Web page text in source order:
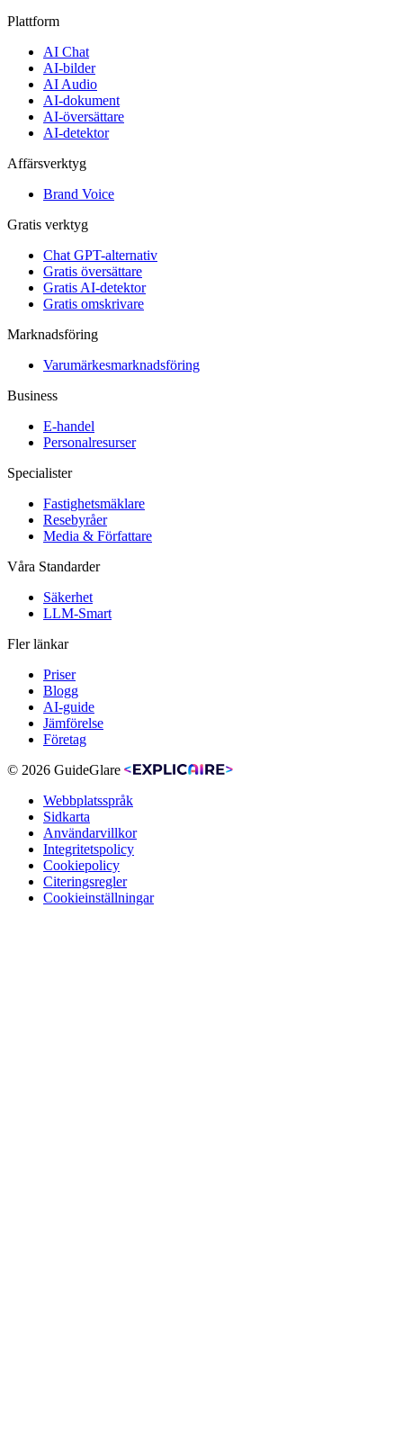
Plattform
AI Chat
AI-bilder
AI Audio
AI-dokument
AI-översättare
AI-detektor
Affärsverktyg
Brand Voice
Gratis verktyg
Chat GPT-alternativ
Gratis översättare
Gratis AI-detektor
Gratis omskrivare
Marknadsföring
Varumärkesmarknadsföring
Business
E-handel
Personalresurser
Specialister
Fastighetsmäklare
Resebyråer
Media & Författare
Våra Standarder
Säkerhet
LLM-Smart
Fler länkar
Priser
Blogg
AI-guide
Jämförelse
Företag
© 2026 GuideGlare
Webbplatsspråk
Sidkarta
Användarvillkor
Integritetspolicy
Cookiepolicy
Citeringsregler
Cookieinställningar